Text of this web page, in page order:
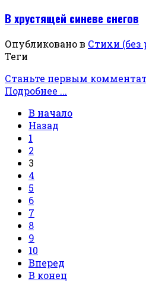
В хрустящей синеве снегов
Опубликовано в Стихи (без
Теги
Станьте первым
Подробнее ...
В начало
Назад
1
2
3
4
5
6
7
8
9
10
Вперед
В конец